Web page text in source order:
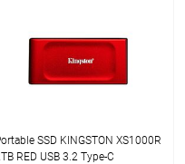
m2/3840×2160
SSD KINGSTON XS1000R
RED USB 3.2 Type-C